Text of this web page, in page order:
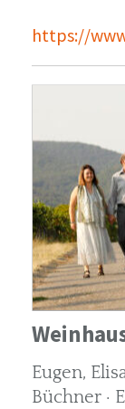
https://
Eugen,
Büchner ·